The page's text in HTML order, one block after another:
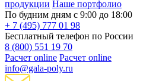
продукции Наше портфолио
По будним дням с 9:00 до 18:00
+ 7 (495) 777 01 98
Бесплатный телефон по России
8 (800) 551 19 70
Расчет online Расчет online
info@gala-poly.ru